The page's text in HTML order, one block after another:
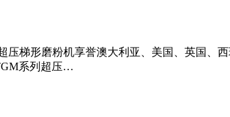
压梯形磨粉机享誉澳大利亚、美国、英国、
系列超压…